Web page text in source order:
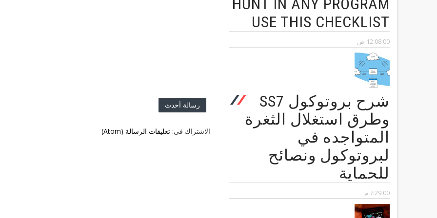
رسالة أحدث
الاشتراك في: تعليقات الرسالة (Atom)
HUNT IN ANY PROGRAM
USE THIS CHECKLIST
12:08:00 ص
شرح بروتوكول SS7
وطرق استغلال الثغرة
المتواجده في
لبروتوكول ونصائح
للحماية
7:29:00 م